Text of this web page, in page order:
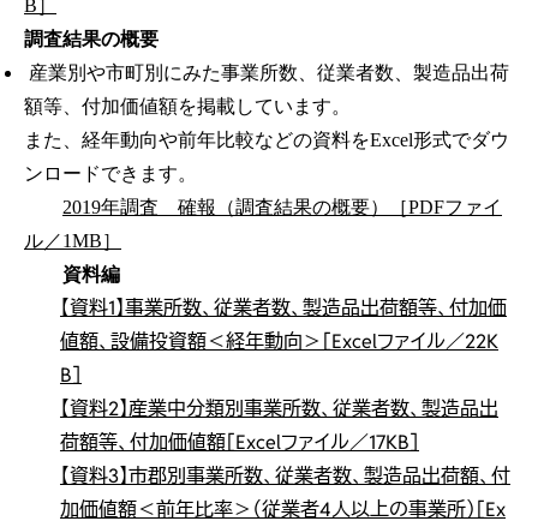
B］
調査結果の概要
産業別や市町別にみた事業所数、従業者数、製造品出荷
額等、付加価値額を掲載しています。
また、経年動向や前年比較などの資料をExcel形式でダウ
ンロードできます。
2019年調査 確報（調査結果の概要）［PDFファイ
ル／1MB］
資料編
【資料1】事業所数、従業者数、製造品出荷額等、付加価
値額、設備投資額＜経年動向＞［Excelファイル／22K
B］
【資料2】産業中分類別事業所数、従業者数、製造品出
荷額等、付加価値額［Excelファイル／17KB］
【資料3】市郡別事業所数、従業者数、製造品出荷額、付
加価値額＜前年比率＞（従業者4人以上の事業所）［Ex